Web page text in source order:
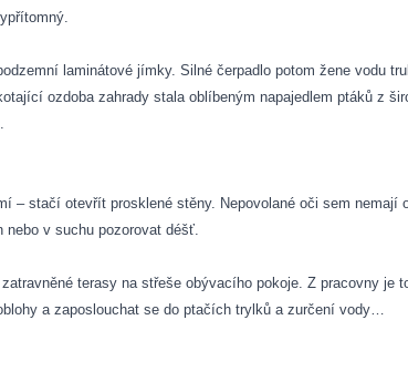
laminátové jímky. Silné čerpadlo potom žene vodu
ozdoba zahrady stala oblíbeným napajedlem ptáků z
– stačí otevřít prosklené stěny. Nepovolané oči sem nemají
v suchu pozorovat déšť.
terasy na střeše obývacího pokoje. Z pracovny je
a zaposlouchat se do ptačích trylků a zurčení vody…